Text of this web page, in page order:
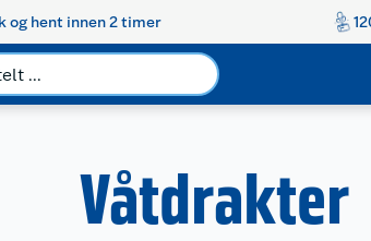
og hent innen 2 timer
Våtdrakter